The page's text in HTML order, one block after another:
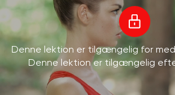
Denne lektion er tilgængelig for
Denne lektion er tilgængelig